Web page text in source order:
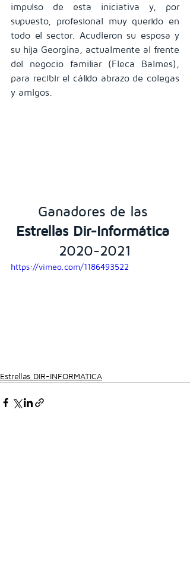
impulso de esta iniciativa y, por
supuesto, profesional muy querido en
todo el sector. Acudieron su esposa y
su hija Georgina, actualmente al frente
del negocio familiar (Fleca Balmes),
para recibir el cálido abrazo de colegas
y amigos.
Ganadores de las
Estrellas Dir-Informática
2020-2021
https://vimeo.com/1186493522
Estrellas DIR-INFORMATICA